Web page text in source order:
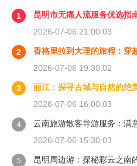
1
昆明市无痛人流服务优选指
2026-07-06 21:00:03
2
香格里拉到大理的旅程：穿
2026-07-06 19:30:02
3
丽江：探寻古城与自然的绝
2026-07-06 16:00:03
4
云南旅游散客导游服务：满
2026-07-06 15:30:03
5 昆明周边游：探秘彩云之南